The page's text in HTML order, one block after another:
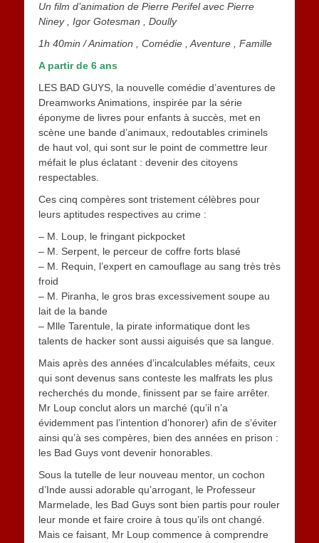
Un film d’animation de Pierre Perifel avec Pierre
Niney , Igor Gotesman , Doully
1h 40min/Animation , Comédie , Aventure , Famille
A partir de 6 ans
LES BAD GUYS, la nouvelle comédie d’aventures de
Dreamworks Animations, inspirée par la série
éponyme de livres pour enfants à succès, met en
scène une bande d’animaux, redoutables criminels
de haut vol, qui sont sur le point de commettre leur
méfait le plus éclatant : devenir des citoyens
respectables.
Ces cinq compères sont tristement célèbres pour
leurs aptitudes respectives au crime :
– M. Loup, le fringant pickpocket
– M. Serpent, le perceur de coffre forts blasé
– M. Requin, l’expert en camouflage au sang très très
froid
– M. Piranha, le gros bras excessivement soupe au
lait de la bande
– Mlle Tarentule, la pirate informatique dont les
talents de hacker sont aussi aiguisés que sa langue.
Mais après des années d’incalculables méfaits, ceux
qui sont devenus sans conteste les malfrats les plus
recherchés du monde, finissent par se faire arrêter.
Mr Loup conclut alors un marché (qu’il n’a
évidemment pas l’intention d’honorer) afin de s’éviter
ainsi qu’à ses compères, bien des années en prison :
les Bad Guys vont devenir honorables.
Sous la tutelle de leur nouveau mentor, un cochon
d’Inde aussi adorable qu’arrogant, le Professeur
Marmelade, les Bad Guys sont bien partis pour rouler
leur monde et faire croire à tous qu’ils ont changé.
Mais ce faisant, Mr Loup commence à comprendre